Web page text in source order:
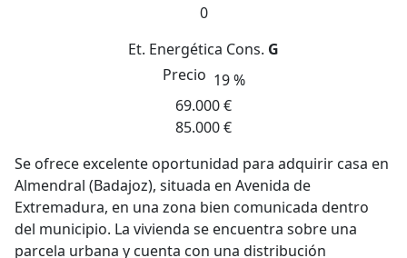
0
Et. Energética Cons. G
Precio 19 %
69.000 €
85.000 €
Se ofrece excelente oportunidad para adquirir casa en
Almendral (Badajoz), situada en Avenida de
Extremadura, en una zona bien comunicada dentro
del municipio. La vivienda se encuentra sobre una
parcela urbana y cuenta con una distribución